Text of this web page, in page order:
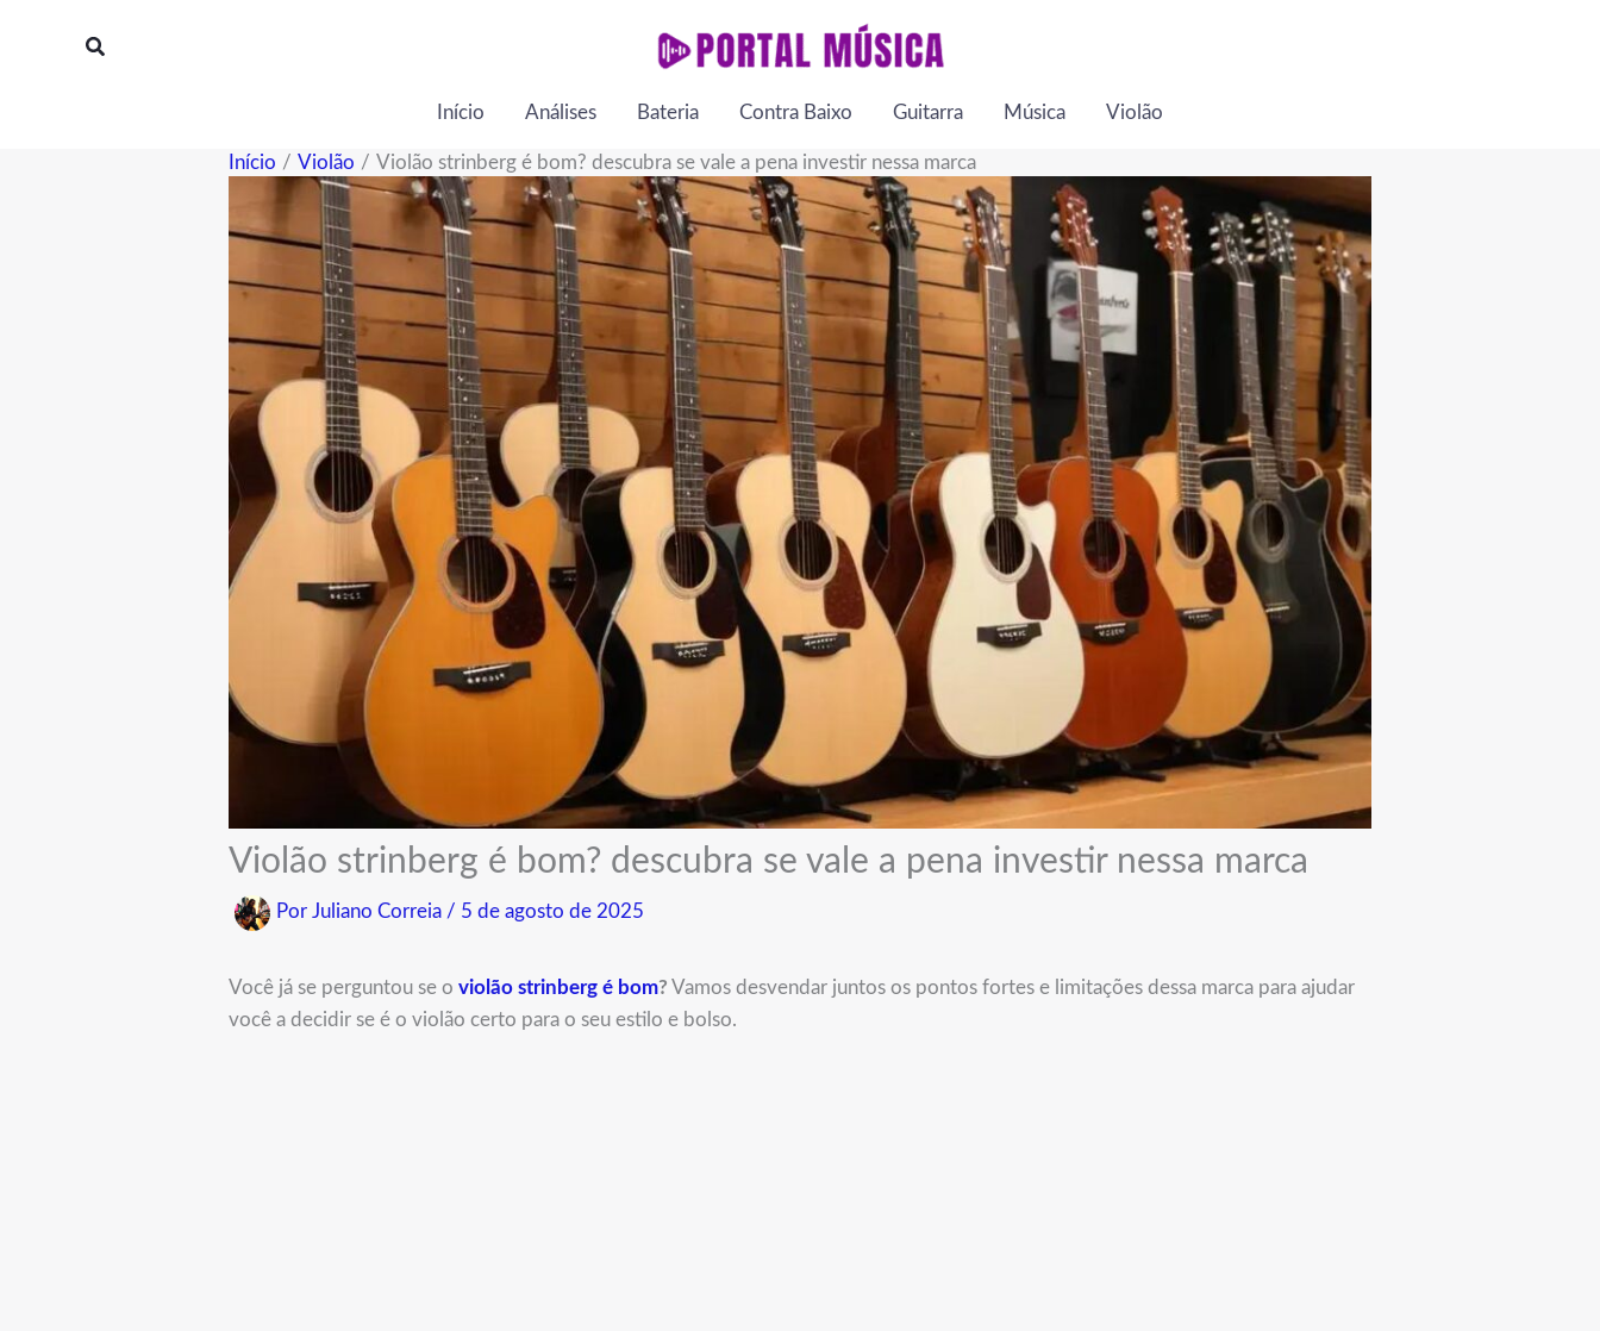
Início Análises Bateria Contra Baixo Guitarra Música Violão
Início Violão Violão strinberg é bom? descubra se vale a pena investir nessa marca
Violão strinberg é bom? descubra se vale a pena investir nessa marca
Por Juliano Correia / 5 de agosto de 2025
Você já se perguntou se o violão strinberg é bom? Vamos desvendar juntos os pontos fortes e limitações dessa marca para ajudar
você a decidir se é o violão certo para o seu estilo e bolso.